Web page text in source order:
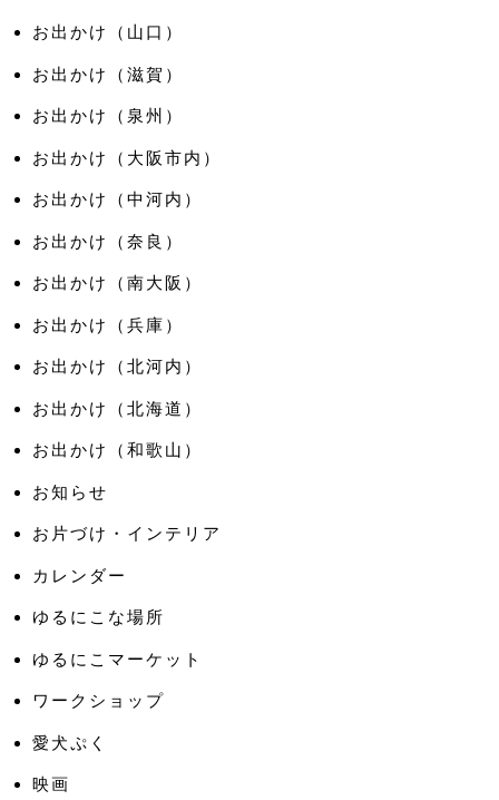
お出かけ（山口）
お出かけ（滋賀）
お出かけ（泉州）
お出かけ（大阪市内）
お出かけ（中河内）
お出かけ（奈良）
お出かけ（南大阪）
お出かけ（兵庫）
お出かけ（北河内）
お出かけ（北海道）
お出かけ（和歌山）
お知らせ
お片づけ・インテリア
カレンダー
ゆるにこな場所
ゆるにこマーケット
ワークショップ
愛犬ぷく
映画